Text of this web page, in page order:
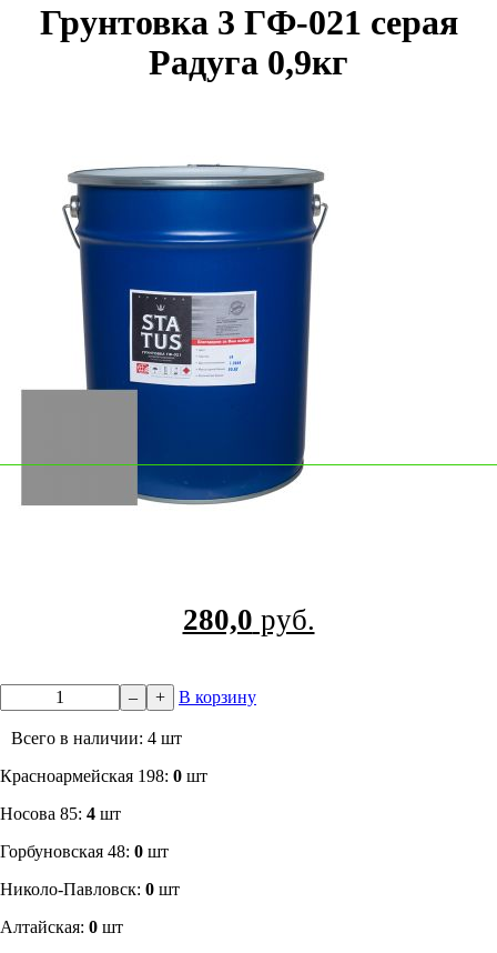
Грунтовка 3 ГФ-021 серая
Радуга 0,9кг
280,0 руб.
– + В корзину
Всего в наличии: 4 шт
​Красноармейская 198: 0 шт
Носова 85: 4 шт
​Горбуновская 48: 0 шт
​Николо-Павловск: 0 шт
Алтайская: 0 шт